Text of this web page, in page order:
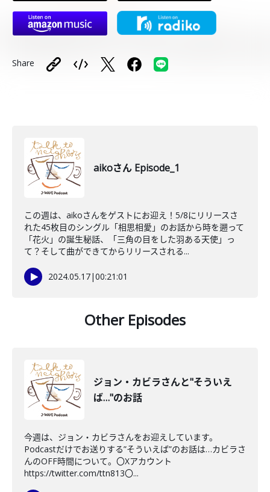
Share
aikoさん Episode_1
この週は、aikoさんをゲストにお迎え！5/8にリリースさ
れた45枚目のシングル「相思相愛」のお話から時を遡って
「花火」の誕生秘話、「三角の目をした羽ある天使」っ
て？そして曲ができてからリリースされる...
2024.05.17|00:21:01
Other Episodes
ジョン・カビラさんと"そういえ
ば…"のお話
今週は、ジョン・カビラさんをお迎えしています。
Podcastだけでお送りする”そういえば”のお話は…カビラさ
んのOFF時間について。〇Xアカウント
https://twitter.com/ttn813〇...